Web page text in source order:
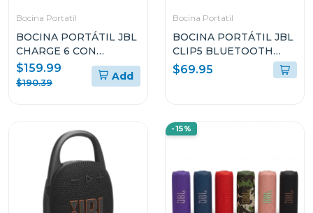
Bocina Portatil
BOCINA PORTÁTIL JBL
CHARGE 6 CON
BLUETOOTH
RESISTENTE AL AGUA Y
$159.99
$190.39
Add
Bocina Portatil
BOCINA PORTÁTIL JBL
CLIP5 BLUETOOTH
COLOR AZUL
RESISTENTE AL AGUA Y
$69.95
-15%